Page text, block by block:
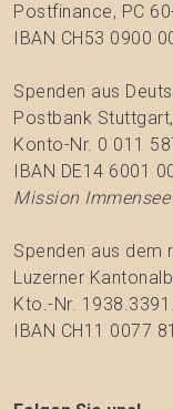
Postfinance, PC
IBAN CH53 0900
Spenden aus
Postbank Stuttgart,
Konto-Nr. 0 011
IBAN DE14 6001
Mission Immensee
Spenden aus dem
Luzerner
Kto.-Nr.
IBAN CH11 0077